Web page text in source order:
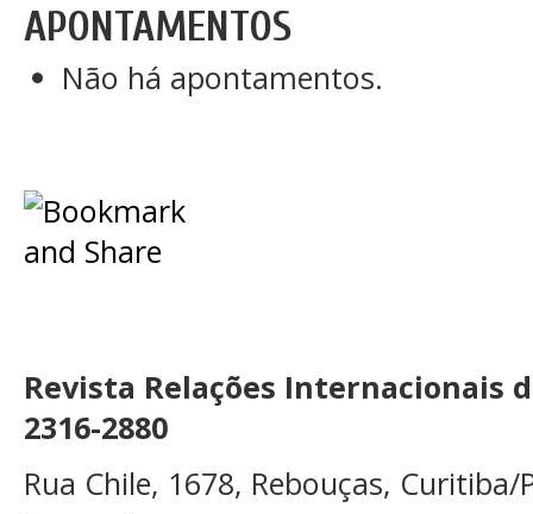
APONTAMENTOS
Não há apontamentos.
Revista Relações Internacionais
2316-2880
Rua Chile, 1678, Rebouças, Curitiba/